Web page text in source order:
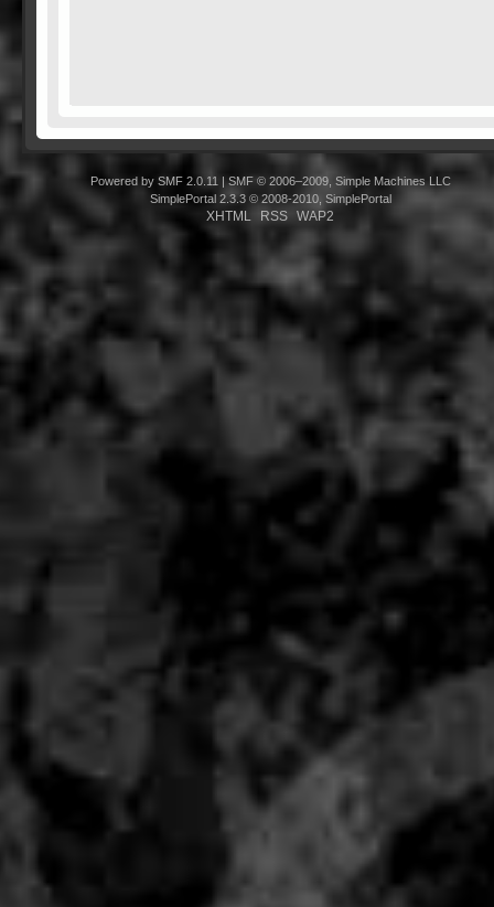
Powered by SMF 2.0.11
SMF © 2006–2009, Simple Machines LLC
SimplePortal 2.3.3 © 2008-2010, SimplePortal
XHTML RSS WAP2